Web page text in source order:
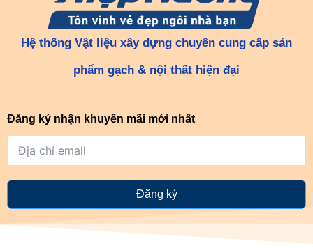
Hệ thống Vật liệu xây dựng chuyên cung cấp sản
phẩm gạch & nội thất hiện đại
Đăng ký nhận khuyến mãi mới nhất
Đăng ký